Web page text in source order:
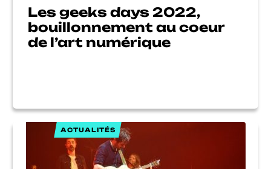
Les geeks days 2022,
bouillonnement au coeur
de l’art numérique
ACTUALITÉS